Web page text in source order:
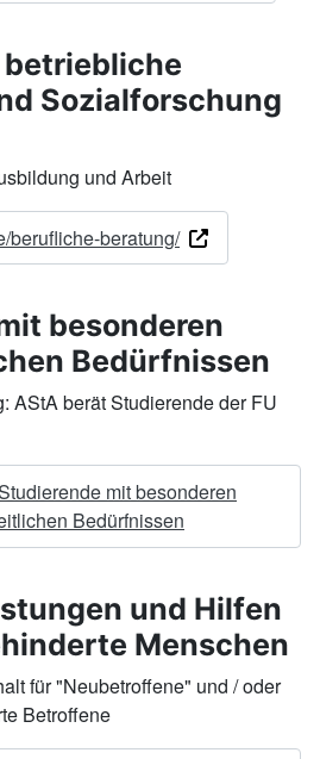
Sozialforschung
und Arbeit
berufliche-beratung/
besonderen
Bedürfnissen
AStA berät Studierende der FU
mit besonderen
Bedürfnissen
und Hilfen
Menschen
für "Neubetroffene" und / oder
Betroffene